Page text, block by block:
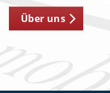
Über uns